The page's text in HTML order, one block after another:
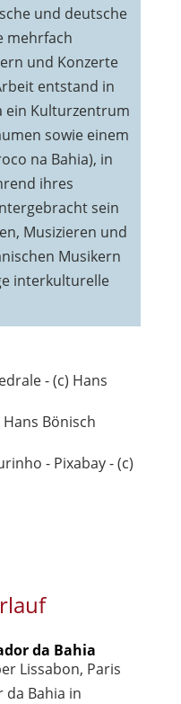
und deutsche
mehrfach
und Konzerte
entstand in
ein Kulturzentrum
sowie einem
na Bahia), in
ihres
sein
Musizieren und
Musikern
interkulturelle
da Bahia
Lissabon, Paris
da Bahia in